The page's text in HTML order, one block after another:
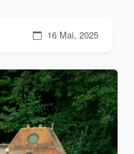
16 Mai, 2025